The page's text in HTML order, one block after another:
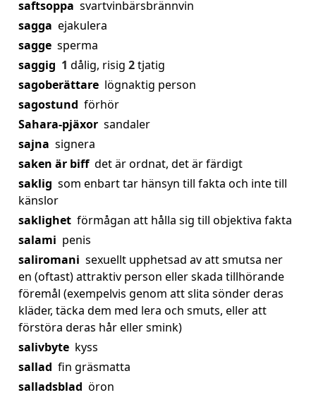
saftsoppa svartvinbärsbrännvin
sagga ejakulera
sagge sperma
saggig 1 dålig, risig 2tjatig
sagoberättare lögnaktig person
sagostund förhör
Sahara-pjäxor sandaler
sajna signera
saken är biff det är ordnat, det är färdigt
saklig som enbart tar hänsyn till fakta och inte till
känslor
saklighet förmågan att hålla sig till objektiva fakta
salami penis
saliromani sexuellt upphetsad av att smutsa ner
en (oftast) attraktiv person eller skada tillhörande
föremål (exempelvis genom att slita sönder deras
kläder, täcka dem med lera och smuts, eller att
förstöra deras hår eller smink)
salivbyte kyss
sallad fin gräsmatta
salladsblad öron